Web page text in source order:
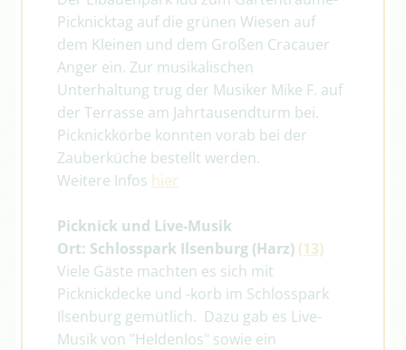
Picknicktag auf die grünen Wiesen auf
dem Kleinen und dem Großen Cracauer
Anger ein. Zur musikalischen
Unterhaltung trug der Musiker Mike F. auf
der Terrasse am Jahrtausendturm bei.
Picknickkörbe konnten vorab bei der
Zauberküche bestellt werden.
Weitere Infos hier
Picknick und Live-Musik
Ort: Schlosspark Ilsenburg (Harz) (13)
Viele Gäste machten es sich mit
Picknickdecke und -korb im Schlosspark
Ilsenburg gemütlich. Dazu gab es Live-
Musik von "Heldenlos" sowie ein